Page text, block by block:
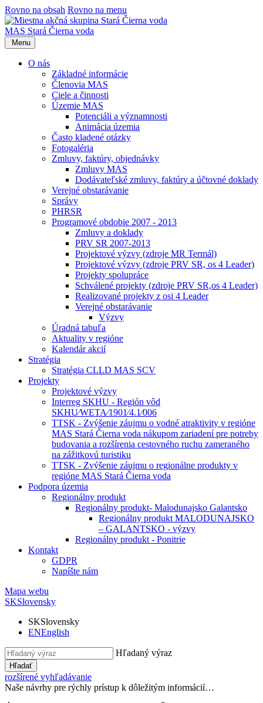
Rovno na obsah Rovno na menu
MAS Stará Čierna voda
Menu
O nás
Základné informácie
Členovia MAS
Ciele a činnosti
Územie MAS
Potenciáli a významnosti
Animácia územia
Často kladené otázky
Fotogaléria
Zmluvy, faktúry, objednávky
Zmluvy MAS
Dodávateľské zmluvy, faktúry a účtovné doklady
Verejné obstarávanie
Správy
PHRSR
Programové obdobie 2007 - 2013
Zmluvy a doklady
PRV SR 2007-2013
Projektové výzvy (zdroje MR Termál)
Projektové výzvy (zdroje PRV SR, os 4 Leader)
Projekty spolupráce
Schválené projekty (zdroje PRV SR,os 4 Leader)
Realizované projekty z osi 4 Leader
Verejné obstarávanie
Výzvy
Úradná tabuľa
Aktuality v regióne
Kalendár akcií
Stratégia
Stratégia CLLD MAS SCV
Projekty
Projektové výzvy
Interreg SKHU - Región vôd
SKHU⁄WETA⁄1901⁄4.1⁄006
TTSK - Zvýšenie záujmu o vodné atraktivity v regióne
MAS Stará Čierna voda nákupom zariadení pre potreby
budovania a rozšírenia cestovného ruchu zameraného
na zážitkovú turistiku
TTSK - Zvýšenie záujmu o regionálne produkty v
regióne MAS Stará Čierna voda
Podpora územia
Regionálny produkt
Regionálny produkt- Malodunajsko Galantsko
Regionálny produkt MALODUNAJSKO
– GALANTSKO - výzvy
Regionálny produkt - Ponitrie
Kontakt
GDPR
Napíšte nám
Mapa webu
SKSlovensky
SKSlovensky
ENEnglish
Hľadaný výraz
Hľadať
rozšírené vyhľadávanie
Naše návrhy pre rýchly prístup k dôležitým informácií…